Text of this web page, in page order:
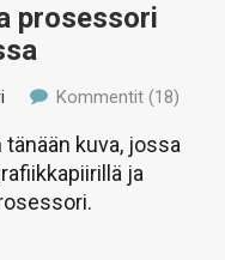
prosessori
Kommentit (18)
kuva, jossa
ja